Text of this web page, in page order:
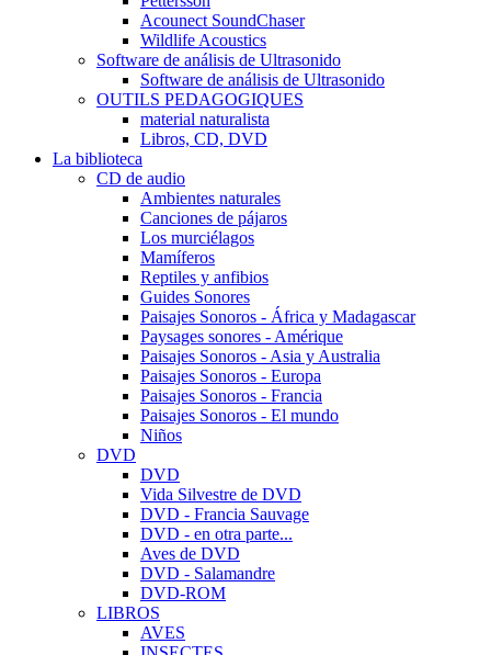
Acounect SoundChaser
Wildlife Acoustics
Software de análisis de Ultrasonido
Software de análisis de Ultrasonido
OUTILS PEDAGOGIQUES
material naturalista
Libros, CD, DVD
La biblioteca
CD de audio
Ambientes naturales
Canciones de pájaros
Los murciélagos
Mamíferos
Reptiles y anfibios
Guides Sonores
Paisajes Sonoros - África y Madagascar
Paysages sonores - Amérique
Paisajes Sonoros - Asia y Australia
Paisajes Sonoros - Europa
Paisajes Sonoros - Francia
Paisajes Sonoros - El mundo
Niños
DVD
DVD
Vida Silvestre de DVD
DVD - Francia Sauvage
DVD - en otra parte...
Aves de DVD
DVD - Salamandre
DVD-ROM
LIBROS
AVES